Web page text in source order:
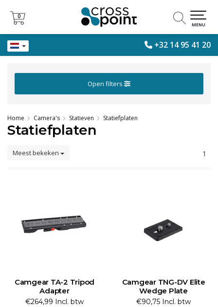
+32 14 95 41 20
0
0
MENU
Open filters
Home Camera's Statieven Statiefplaten
Statiefplaten
Meest bekeken 1
Camgear TA-2 Tripod
Adapter
€264,99 Incl. btw
Camgear TNG-DV Elite
Wedge Plate
€90,75 Incl. btw